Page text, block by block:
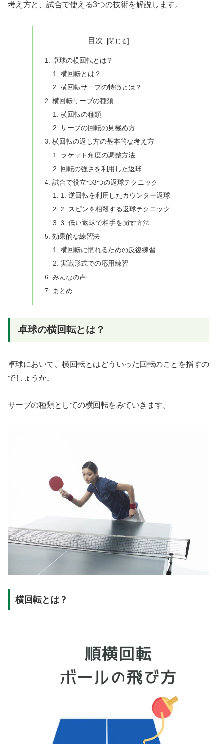
考え方と、試合で使える3つの技術を解説します。
目次
卓球の横回転とは？
横回転とは？
横回転サーブの特徴とは？
横回転サーブの種類
横回転の種類
サーブの回転の見極め方
横回転の返し方の基本的な考え方
ラケット角度の調整方法
回転の強さを利用した返球
試合で役立つ3つの返球テクニック
1. 逆回転を利用したカウンター返球
2. スピンを相殺する返球テクニック
3. 低い返球で相手を崩す方法
効果的な練習法
横回転に慣れるための反復練習
実戦形式での応用練習
みんなの声
まとめ
卓球の横回転とは？
卓球において、横回転とはどういった回転のことを指すの
でしょうか。
サーブの種類としての横回転をみていきます。
横回転とは？